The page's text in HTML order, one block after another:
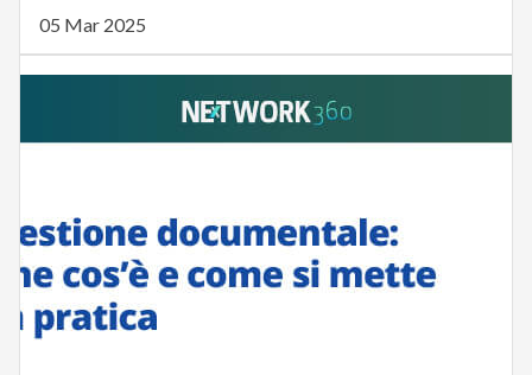
05 Mar 2025